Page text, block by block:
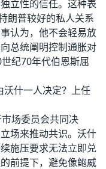
立性的信任。这种表
朗普较好的私人关系
认为，他不会轻易放
总统阐明控制通胀对
纪70年代伯恩斯屈
什一人决定？上任
场委员会共同决
场来推动共识。沃什
施压要求无法立即兑
前提下，避免像鲍威